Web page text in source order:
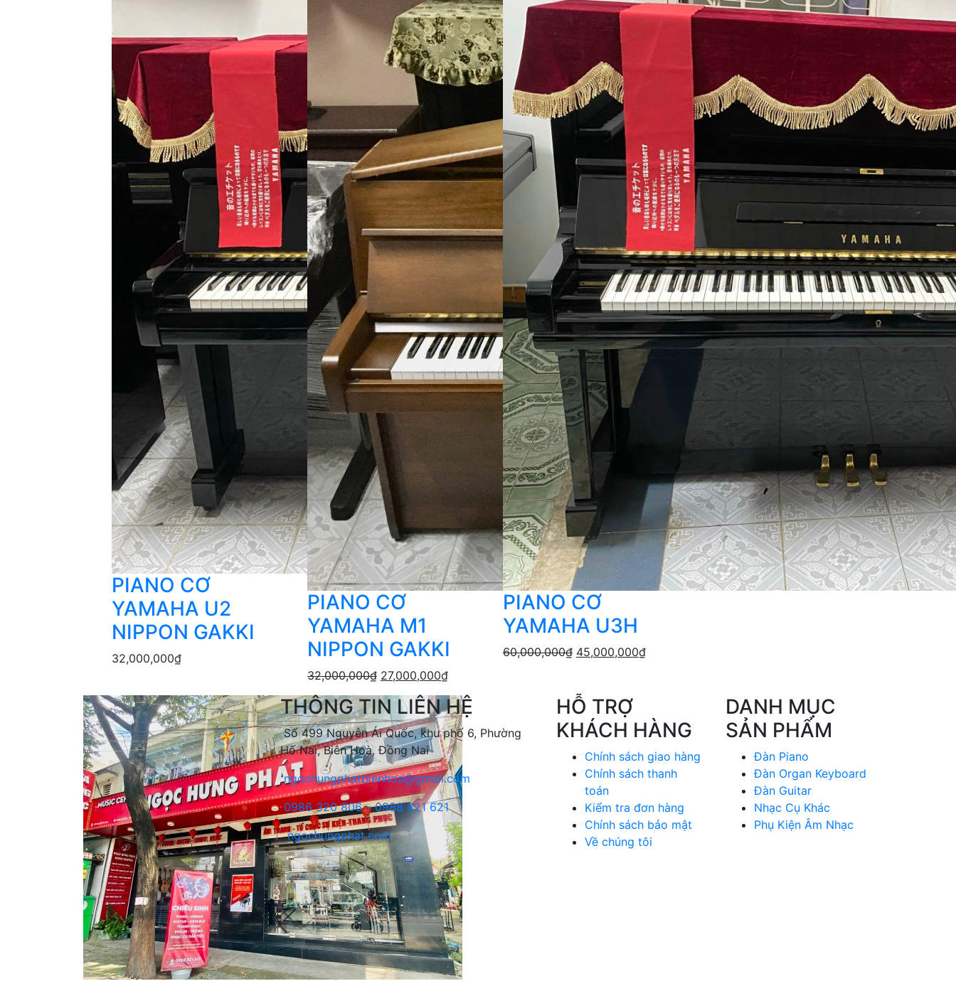
PIANO CƠ
YAMAHA U2
NIPPON GAKKI
32,000,000₫
PIANO CƠ
YAMAHA M1
NIPPON GAKKI
32,000,000₫ 27,000,000₫
PIANO CƠ
YAMAHA U3H
60,000,000₫ 45,000,000₫
THÔNG TIN LIÊN HỆ
Số 499 Nguyễn Ái Quốc, khu phố 6, Phường
Hố Nai, Biên Hoà, Đồng Nai
ngochungphatbienhoa@gmail.com
0986 320 806 – 0988 821 621
ngochungphat.com
HỖ TRỢ
KHÁCH HÀNG
Chính sách giao hàng
Chính sách thanh
toán
Kiểm tra đơn hàng
Chính sách bảo mật
Về chúng tôi
DANH MỤC
SẢN PHẨM
Đàn Piano
Đàn Organ Keyboard
Đàn Guitar
Nhạc Cụ Khác
Phụ Kiện Âm Nhạc